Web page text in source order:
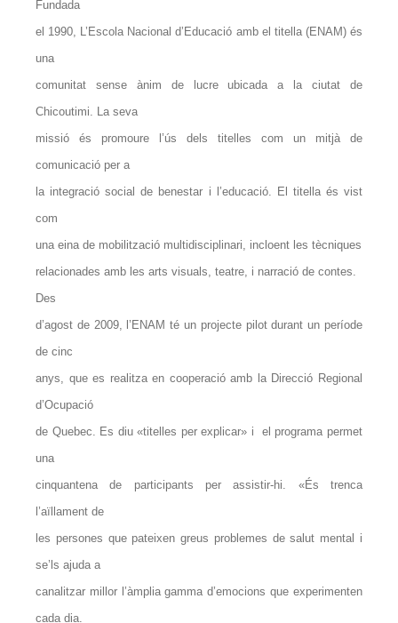
Fundada
el 1990, L’Escola Nacional d’Educació amb el titella (ENAM) és
una
comunitat sense ànim de lucre ubicada a la ciutat de
Chicoutimi. La seva
missió és promoure l’ús dels titelles com un mitjà de
comunicació per a
la integració social de benestar i l’educació. El titella és vist
com
una eina de mobilització multidisciplinari, incloent les tècniques
relacionades amb les arts visuals, teatre, i narració de contes.
Des
d’agost de 2009, l’ENAM té un projecte pilot durant un període
de cinc
anys, que es realitza en cooperació amb la Direcció Regional
d’Ocupació
de Quebec. Es diu «titelles per explicar» i el programa permet
una
cinquantena de participants per assistir-hi. «És trenca
l’aïllament de
les persones que pateixen greus problemes de salut mental i
se’ls ajuda a
canalitzar millor l’àmplia gamma d’emocions que experimenten
cada dia.